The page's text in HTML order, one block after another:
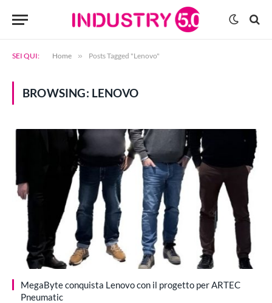
SEI QUI: Home » Posts Tagged "Lenovo"
BROWSING: LENOVO
MegaByte conquista Lenovo con il progetto per ARTEC
Pneumatic